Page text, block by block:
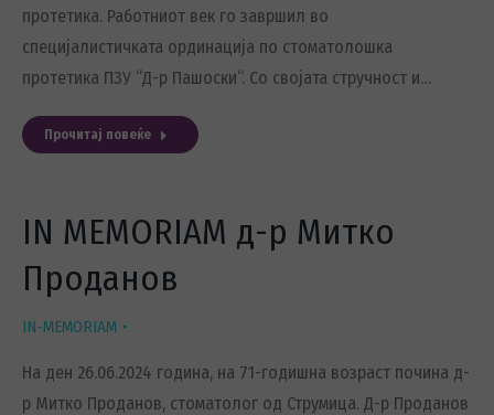
протетика. Работниот век го завршил во
специјалистичката ординација по стоматолошка
протетика ПЗУ “Д-р Пашоски“. Со својата стручност и…
Прочитај повеќе
IN MEMORIAM д-р Митко
Проданов
IN-MEMORIAM
На ден 26.06.2024 година, на 71-годишна возраст почина д-
р Митко Проданов, стоматолог од Струмица. Д-р Проданов